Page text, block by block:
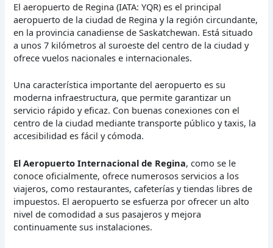
El aeropuerto de Regina (IATA: YQR) es el principal
aeropuerto de la ciudad de Regina y la región circundante,
en la provincia canadiense de Saskatchewan. Está situado
a unos 7 kilómetros al suroeste del centro de la ciudad y
ofrece vuelos nacionales e internacionales.
Una característica importante del aeropuerto es su
moderna infraestructura, que permite garantizar un
servicio rápido y eficaz. Con buenas conexiones con el
centro de la ciudad mediante transporte público y taxis, la
accesibilidad es fácil y cómoda.
El Aeropuerto Internacional de Regina, como se le
conoce oficialmente, ofrece numerosos servicios a los
viajeros, como restaurantes, cafeterías y tiendas libres de
impuestos. El aeropuerto se esfuerza por ofrecer un alto
nivel de comodidad a sus pasajeros y mejora
continuamente sus instalaciones.